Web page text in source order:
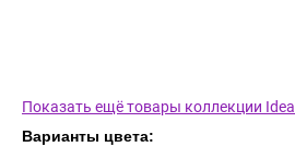
Показать ещё товары коллекции Ideal
Варианты цвета: